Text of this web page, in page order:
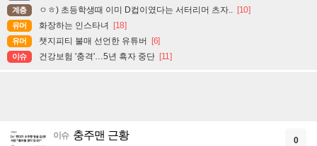
계층 ㅇㅎ) 초등학생때 이미 D컵이였다는 서터리머 츠자.. [10]
유머 화장하는 인스타녀 [18]
유머 챗지피티 불매 선언한 유튜버 [6]
이슈 건강보험 '충격'…5년 흑자 중단 [11]
이슈 충주맨 근황 0